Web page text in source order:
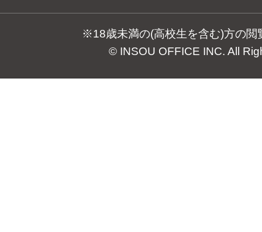
※18歳未満の(高校生を含む)方の閲
© INSOU OFFICE INC. All